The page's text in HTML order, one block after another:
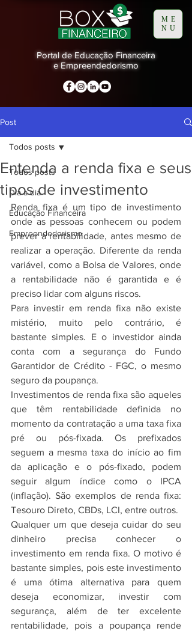
ME
NU
Portal de Educação Financeira
e Empreendedorismo
Post
Todos posts
Dia a dia
Educação Financeira
Empreendedorismo
Todos posts
Entenda a renda fixa e seus
tipos de investimento
Renda fixa é um tipo de investimento
onde as pessoas conhecem ou podem
prever a rentabilidade, antes mesmo de
realizar a operação. Diferente da renda
variável, como a Bolsa de Valores, onde
a rentabilidade não é garantida e é
preciso lidar com alguns riscos.
Para investir em renda fixa não existe
mistério, muito pelo contrário, é
bastante simples. E o investidor ainda
conta com a segurança do Fundo
Garantidor de Crédito - FGC, o mesmo
seguro da poupança.
Investimentos de renda fixa são aqueles
que têm rentabilidade definida no
momento da contratação a uma taxa fixa
pré ou pós-fixada. Os prefixados
seguem a mesma taxa do início ao fim
da aplicação e o pós-fixado, podem
seguir algum índice como o IPCA
(inflação). São exemplos de renda fixa:
Tesouro Direto, CBDs, LCI, entre outros.
Qualquer um que deseja cuidar do seu
dinheiro precisa conhecer o
investimento em renda fixa. O motivo é
bastante simples, pois este investimento
é uma ótima alternativa para quem
deseja economizar, investir com
segurança, além de ter excelente
rentabilidade, pois a poupança rende